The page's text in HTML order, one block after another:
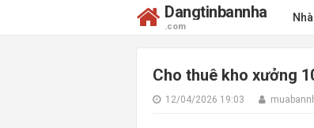
Dangtinbannha
.com
Cho thuê kho xưởng
12/04/2026 19:03